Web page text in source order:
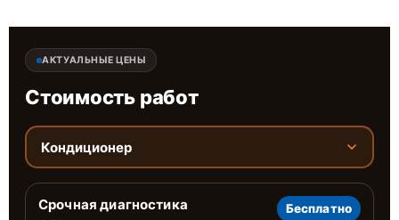
АКТУАЛЬНЫЕ ЦЕНЫ
Стоимость работ
Кондиционер
Срочная диагностика Бесплатно